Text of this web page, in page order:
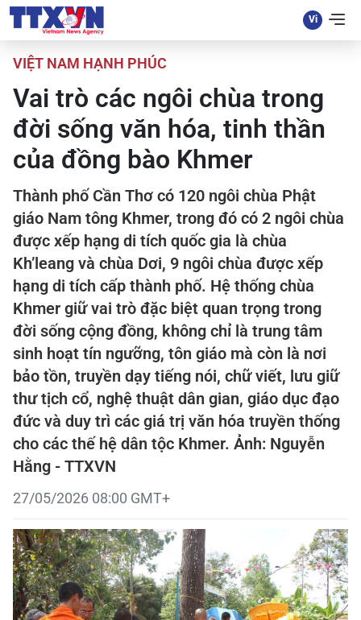
VIỆT NAM HẠNH PHÚC
Vai trò các ngôi chùa trong
đời sống văn hóa, tinh thần
của đồng bào Khmer
Thành phố Cần Thơ có 120 ngôi chùa Phật
giáo Nam tông Khmer, trong đó có 2 ngôi chùa
được xếp hạng di tích quốc gia là chùa
Kh’leang và chùa Dơi, 9 ngôi chùa được xếp
hạng di tích cấp thành phố. Hệ thống chùa
Khmer giữ vai trò đặc biệt quan trọng trong
đời sống cộng đồng, không chỉ là trung tâm
sinh hoạt tín ngưỡng, tôn giáo mà còn là nơi
bảo tồn, truyền dạy tiếng nói, chữ viết, lưu giữ
thư tịch cổ, nghệ thuật dân gian, giáo dục đạo
đức và duy trì các giá trị văn hóa truyền thống
cho các thế hệ dân tộc Khmer. Ảnh: Nguyễn
Hằng - TTXVN
27/05/2026 08:00 GMT+